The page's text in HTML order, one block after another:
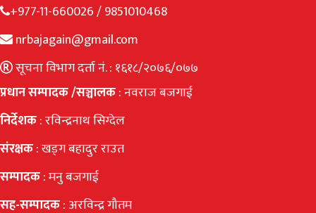
+977-11-660026 / 9851010468
nrbajagain@gmail.com
सूचना विभाग दर्ता नं. : १६१८/२०७६/०७७
प्रधान सम्पादक /सञ्चालक: नवराज बजगाई
निर्देशक: रविन्द्रनाथ सिग्देल
संरक्षक: खड्ग बहादुर राउत
सम्पादक: मनु बजगाई
सह-सम्पादक: अरविन्द्र गौतम